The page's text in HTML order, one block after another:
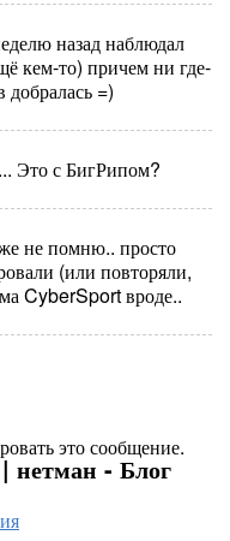
назад наблюдал
кем-то) причем ни где-
=)
Это с БигРипом?
не помню.. просто
(или повторяли,
CyberSport вроде..
это сообщение.
- Блог